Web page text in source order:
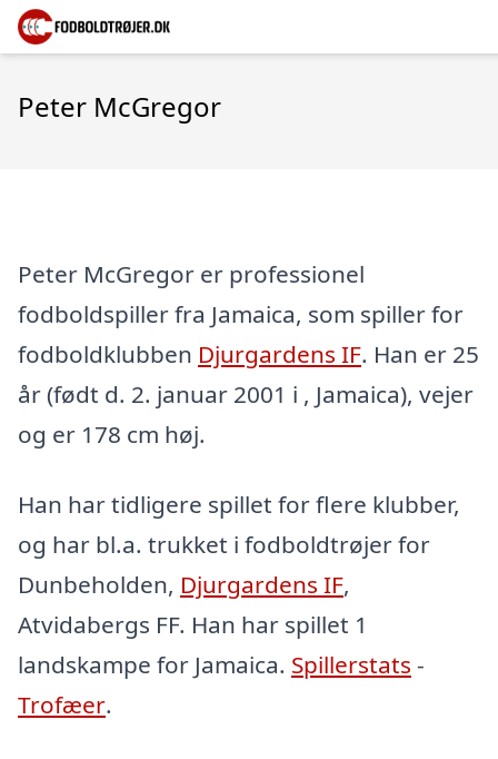
Peter McGregor
Peter McGregor er professionel
fodboldspiller fra Jamaica, som spiller for
fodboldklubben Djurgardens IF. Han er 25
år (født d. 2. januar 2001 i , Jamaica), vejer
og er 178 cm høj.
Han har tidligere spillet for flere klubber,
og har bl.a. trukket i fodboldtrøjer for
Dunbeholden, Djurgardens IF,
Atvidabergs FF. Han har spillet 1
landskampe for Jamaica. Spillerstats -
Trofæer.